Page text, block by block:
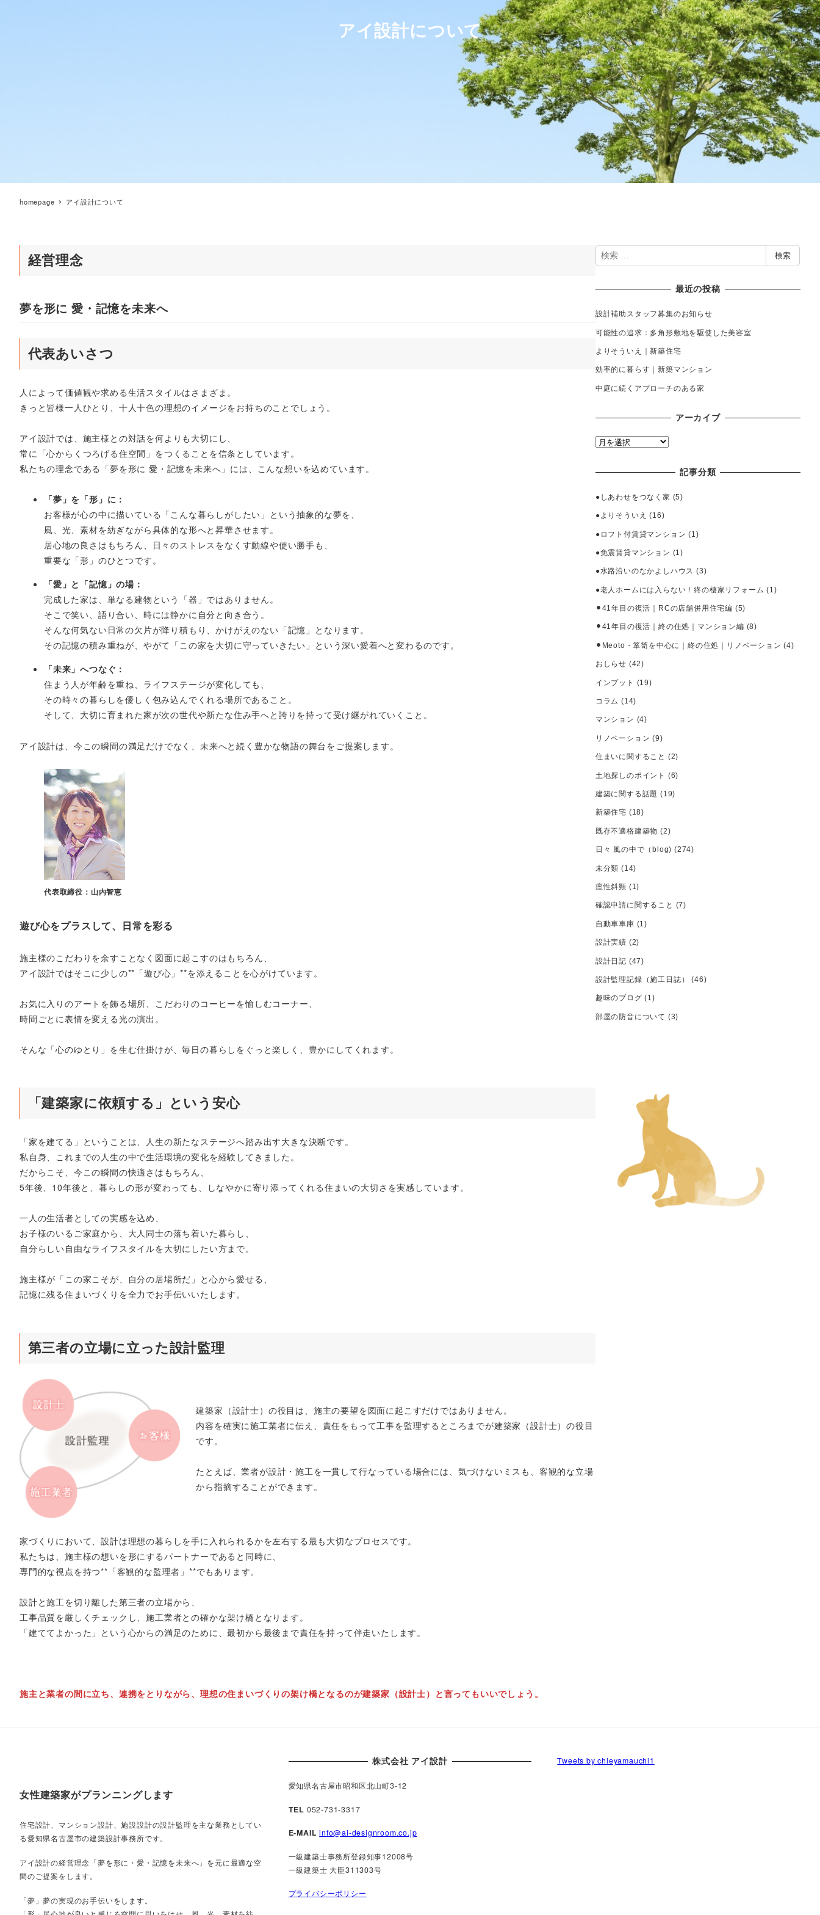
アイ設計について
homepage アイ設計について
経営理念
夢を形に 愛・記憶を未来へ
代表あいさつ
人によって価値観や求める生活スタイルはさまざま。
きっと皆様一人ひとり、十人十色の理想のイメージをお持ちのことでしょう。
アイ設計では、施主様との対話を何よりも大切にし、
常に「心からくつろげる住空間」をつくることを信条としています。
私たちの理念である「夢を形に 愛・記憶を未来へ」には、こんな想いを込めています。
「夢」を「形」に：
お客様が心の中に描いている「こんな暮らしがしたい」という抽象的な夢を、
風、光、素材を紡ぎながら具体的な形へと昇華させます。
居心地の良さはもちろん、日々のストレスをなくす動線や使い勝手も、
重要な「形」のひとつです。
「愛」と「記憶」の場：
完成した家は、単なる建物という「器」ではありません。
そこで笑い、語り合い、時には静かに自分と向き合う。
そんな何気ない日常の欠片が降り積もり、かけがえのない「記憶」となります。
その記憶の積み重ねが、やがて「この家を大切に守っていきたい」という深い愛着へと変わるのです。
「未来」へつなぐ：
住まう人が年齢を重ね、ライフステージが変化しても、
その時々の暮らしを優しく包み込んでくれる場所であること。
そして、大切に育まれた家が次の世代や新たな住み手へと誇りを持って受け継がれていくこと。
アイ設計は、今この瞬間の満足だけでなく、未来へと続く豊かな物語の舞台をご提案します。
代表取締役：山内智恵
遊び心をプラスして、日常を彩る
施主様のこだわりを余すことなく図面に起こすのはもちろん、
アイ設計ではそこに少しの**「遊び心」**を添えることを心がけています。
お気に入りのアートを飾る場所、こだわりのコーヒーを愉しむコーナー、
時間ごとに表情を変える光の演出。
そんな「心のゆとり」を生む仕掛けが、毎日の暮らしをぐっと楽しく、豊かにしてくれます。
「建築家に依頼する」という安心
「家を建てる」ということは、人生の新たなステージへ踏み出す大きな決断です。
私自身、これまでの人生の中で生活環境の変化を経験してきました。
だからこそ、今この瞬間の快適さはもちろん、
5年後、10年後と、暮らしの形が変わっても、しなやかに寄り添ってくれる住まいの大切さを実感しています。
一人の生活者としての実感を込め、
お子様のいるご家庭から、大人同士の落ち着いた暮らし、
自分らしい自由なライフスタイルを大切にしたい方まで。
施主様が「この家こそが、自分の居場所だ」と心から愛せる、
記憶に残る住まいづくりを全力でお手伝いいたします。
第三者の立場に立った設計監理
建築家（設計士）の役目は、施主の要望を図面に起こすだけではありません。
内容を確実に施工業者に伝え、責任をもって工事を監理するところまでが建築家（設計士）の役目
です。
たとえば、業者が設計・施工を一貫して行なっている場合には、気づけないミスも、客観的な立場
から指摘することができます。
家づくりにおいて、設計は理想の暮らしを手に入れられるかを左右する最も大切なプロセスです。
私たちは、施主様の想いを形にするパートナーであると同時に、
専門的な視点を持つ**「客観的な監理者」**でもあります。
設計と施工を切り離した第三者の立場から、
工事品質を厳しくチェックし、施工業者との確かな架け橋となります。
「建ててよかった」という心からの満足のために、最初から最後まで責任を持って伴走いたします。
施主と業者の間に立ち、連携をとりながら、理想の住まいづくりの架け橋となるのが建築家（設計士）と言ってもいいでしょう。
検
索
検索
最近の投稿
設計補助スタッフ募集のお知らせ
可能性の追求：多角形敷地を駆使した美容室
よりそういえ｜新築住宅
効率的に暮らす｜新築マンション
中庭に続くアプローチのある家
アーカイブ
ア
ブ
記事分類
●しあわせをつなく家 (5)
●よりそういえ (16)
●ロフト付賃貸マンション (1)
●免震賃貸マンション (1)
●水路沿いのなかよしハウス (3)
●老人ホームには入らない！終の棲家リフォーム (1)
⚫︎41年目の復活｜RCの店舗併用住宅編 (5)
⚫︎41年目の復活｜終の住処｜マンション編 (8)
⚫︎Meoto・箪笥を中心に｜終の住処｜リノベーション (4)
おしらせ (42)
インプット (19)
コラム (14)
マンション (4)
リノベーション (9)
住まいに関すること (2)
土地探しのポイント (6)
建築に関する話題 (19)
新築住宅 (18)
既存不適格建築物 (2)
日々 風の中で（blog) (274)
未分類 (14)
痙性斜頸 (1)
確認申請に関すること (7)
自動車車庫 (1)
設計実績 (2)
設計日記 (47)
設計監理記録（施工日誌） (46)
趣味のブログ (1)
部屋の防音について (3)
女性建築家がプランニングします
住宅設計、マンション設計、施設設計の設計監理を主な業務としてい
る愛知県名古屋市の建築設計事務所です。
アイ設計の経営理念「夢を形に・愛・記憶を未来へ」を元に最適な空
間のご提案をします。
「夢」夢の実現のお手伝いをします。
株式会社 アイ設計
愛知県名古屋市昭和区北山町3-12
TEL 052-731-3317
E-MAIL info@ai-designroom.co.jp
一級建築士事務所登録知事12008号
一級建築士 大臣311303号
プライバシーポリシー
Tweets by chieyamauchi1